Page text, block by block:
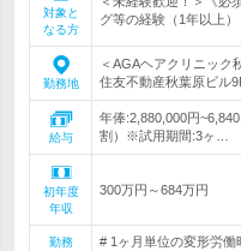
対象と
なる方
グ等の経験（1年以上
勤務地
＜AGAヘアクリニック
住友不動産秋葉原ビル
給与
年俸:2,880,000円
割）※試用期間:3ヶ…
初年度
年収
300万円～684万円
勤務
# 1ヶ月単位の変形労